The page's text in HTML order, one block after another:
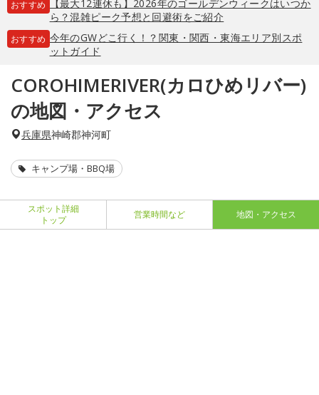
おすすめ
【最大12連休も】2026年のゴールデンウィークはいつか
ら？混雑ピーク予想と回避術をご紹介
おすすめ 今年のGWどこ行く！？関東・関西・東海エリア別スポ
ットガイド
COROHIMERIVER(カロひめリバー)
の地図・アクセス
兵庫県神崎郡神河町
キャンプ場・BBQ場
スポット詳細
トップ
営業時間など 地図・アクセス